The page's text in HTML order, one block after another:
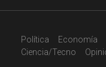
Política Economía
Ciencia/Tecno